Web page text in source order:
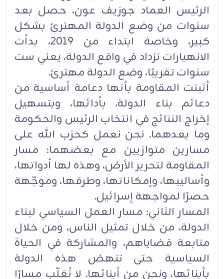
الرئيس العماد جوزيف عون، حصل بعد
سنوات من وضع الدولة ‏المهترئ بشكل
كبير، وخاصة ابتداء من 2019، بدأت
الانهيارات تزداد في واقع الدولة، يعني ست
سنوات ‏تقريبًا، وضع الدولة مهترئ.‏
أثبتت المقاومة بأنها دعامة أساسية من
دعائم بناء الدولة، بأدائها، وبتسهيل
إخراج النتائج في انتخاب الرئيس ‏والحكومة
وما بعدهما. نحن نعمل كحزب الله على
مسارين متوازيين مع بعضهما: مسار
المقاومة لتحرير ‏الأرض، وهذه لها أدواتها،
وأساليبها، وإمكاناتها، وطرقها، وموجّهة
حصرًا لمواجهة إسرائيل.‏
المسار الثاني: مسار العمل السياسي لبناء
الدولة، من خلال تمثيل الناس، ومن خلال
متابعة قضاياهم، ‏والمشاركة في الحياة
السياسية حتى تنهض هذه الدولة
بأبنائها، ونحن من أبنائها. لا نُغلّب مسارًا